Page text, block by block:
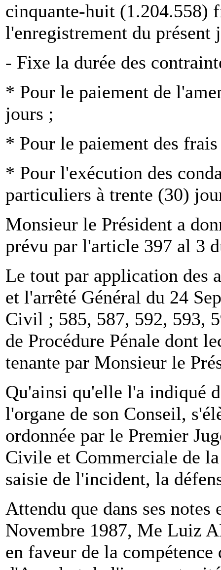
cinquante-huit (1.204.558)
l'enregistrement du présent
- Fixe la durée des
* Pour le paiement de
jours ;
* Pour le paiement des
* Pour l'exécution des
particuliers à trente (30)
Monsieur le Président a
prévu par l'article 397 al 3
Le tout par application des
et l'arrêté Général du 24
Civil ; 585, 587, 592, 593,
de Procédure Pénale dont
tenante par Monsieur le
Qu'ainsi qu'elle l'a indiqué
l'organe de son Conseil,
ordonnée par le Premier
Civile et Commerciale de
saisie de l'incident, la
Attendu que dans ses
Novembre 1987, Me Luiz
en faveur de la